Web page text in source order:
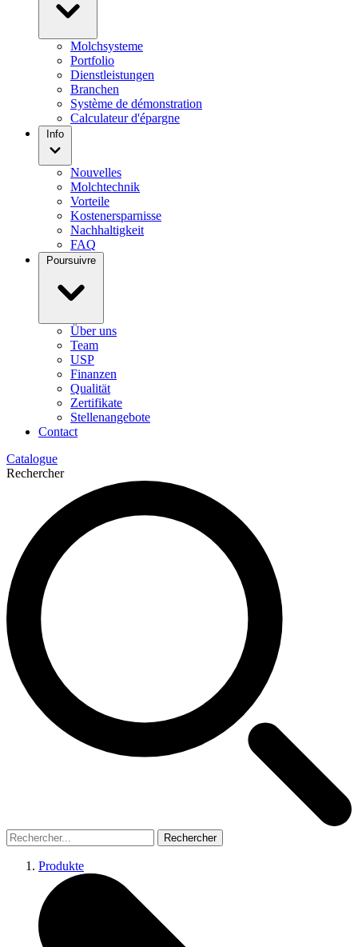
Molchsysteme
Portfolio
Dienstleistungen
Branchen
Système de démonstration
Calculateur d'épargne
Info
Nouvelles
Molchtechnik
Vorteile
Kostenersparnisse
Nachhaltigkeit
FAQ
Poursuivre
Über uns
Team
USP
Finanzen
Qualität
Zertifikate
Stellenangebote
Contact
Catalogue
Rechercher
Rechercher
Produkte